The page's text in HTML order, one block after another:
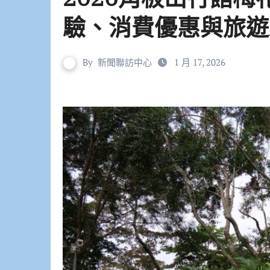
驗、消費優惠與旅
By 新聞聯訪中心 1 月 17, 2026